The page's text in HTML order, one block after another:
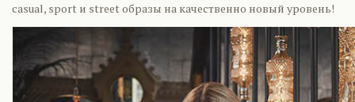
casual, sport и street образы на качественно новый уровень!